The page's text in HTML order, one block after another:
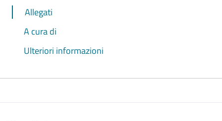
Allegati
A cura di
Ulteriori informazioni